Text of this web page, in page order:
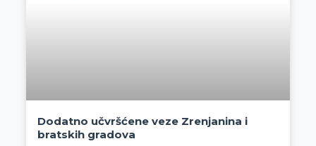
Dodatno učvršćene veze Zrenjanina i
bratskih gradova